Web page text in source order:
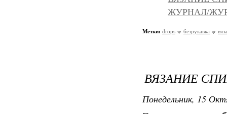
ЖУРНАЛ/
Метки: drops безрукавка
ВЯЗАНИЕ
Понедельник, 15